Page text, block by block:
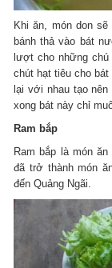
Khi ăn, món don
bánh thả vào bát
lượt cho những
chút hạt tiêu cho
lại với nhau tạo
xong bát này chỉ
Ram bắp
Ram bắp là món
đã trở thành món
đến Quảng Ngãi.